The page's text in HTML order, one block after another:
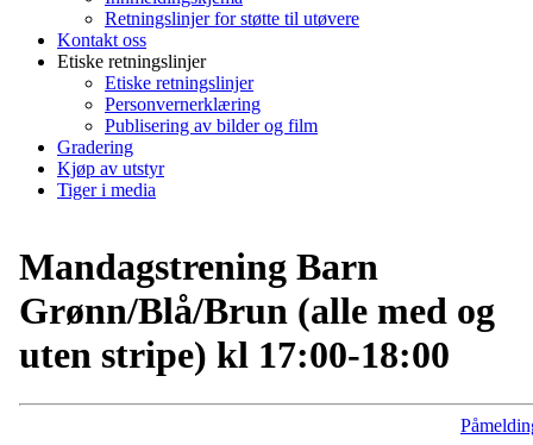
Retningslinjer for støtte til utøvere
Kontakt oss
Etiske retningslinjer
Etiske retningslinjer
Personvernerklæring
Publisering av bilder og film
Gradering
Kjøp av utstyr
Tiger i media
Mandagstrening Barn
Grønn/Blå/Brun (alle med og
uten stripe) kl 17:00-18:00